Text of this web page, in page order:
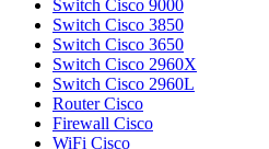
Switch Cisco 9000
Switch Cisco 3850
Switch Cisco 3650
Switch Cisco 2960X
Switch Cisco 2960L
Router Cisco
Firewall Cisco
WiFi Cisco